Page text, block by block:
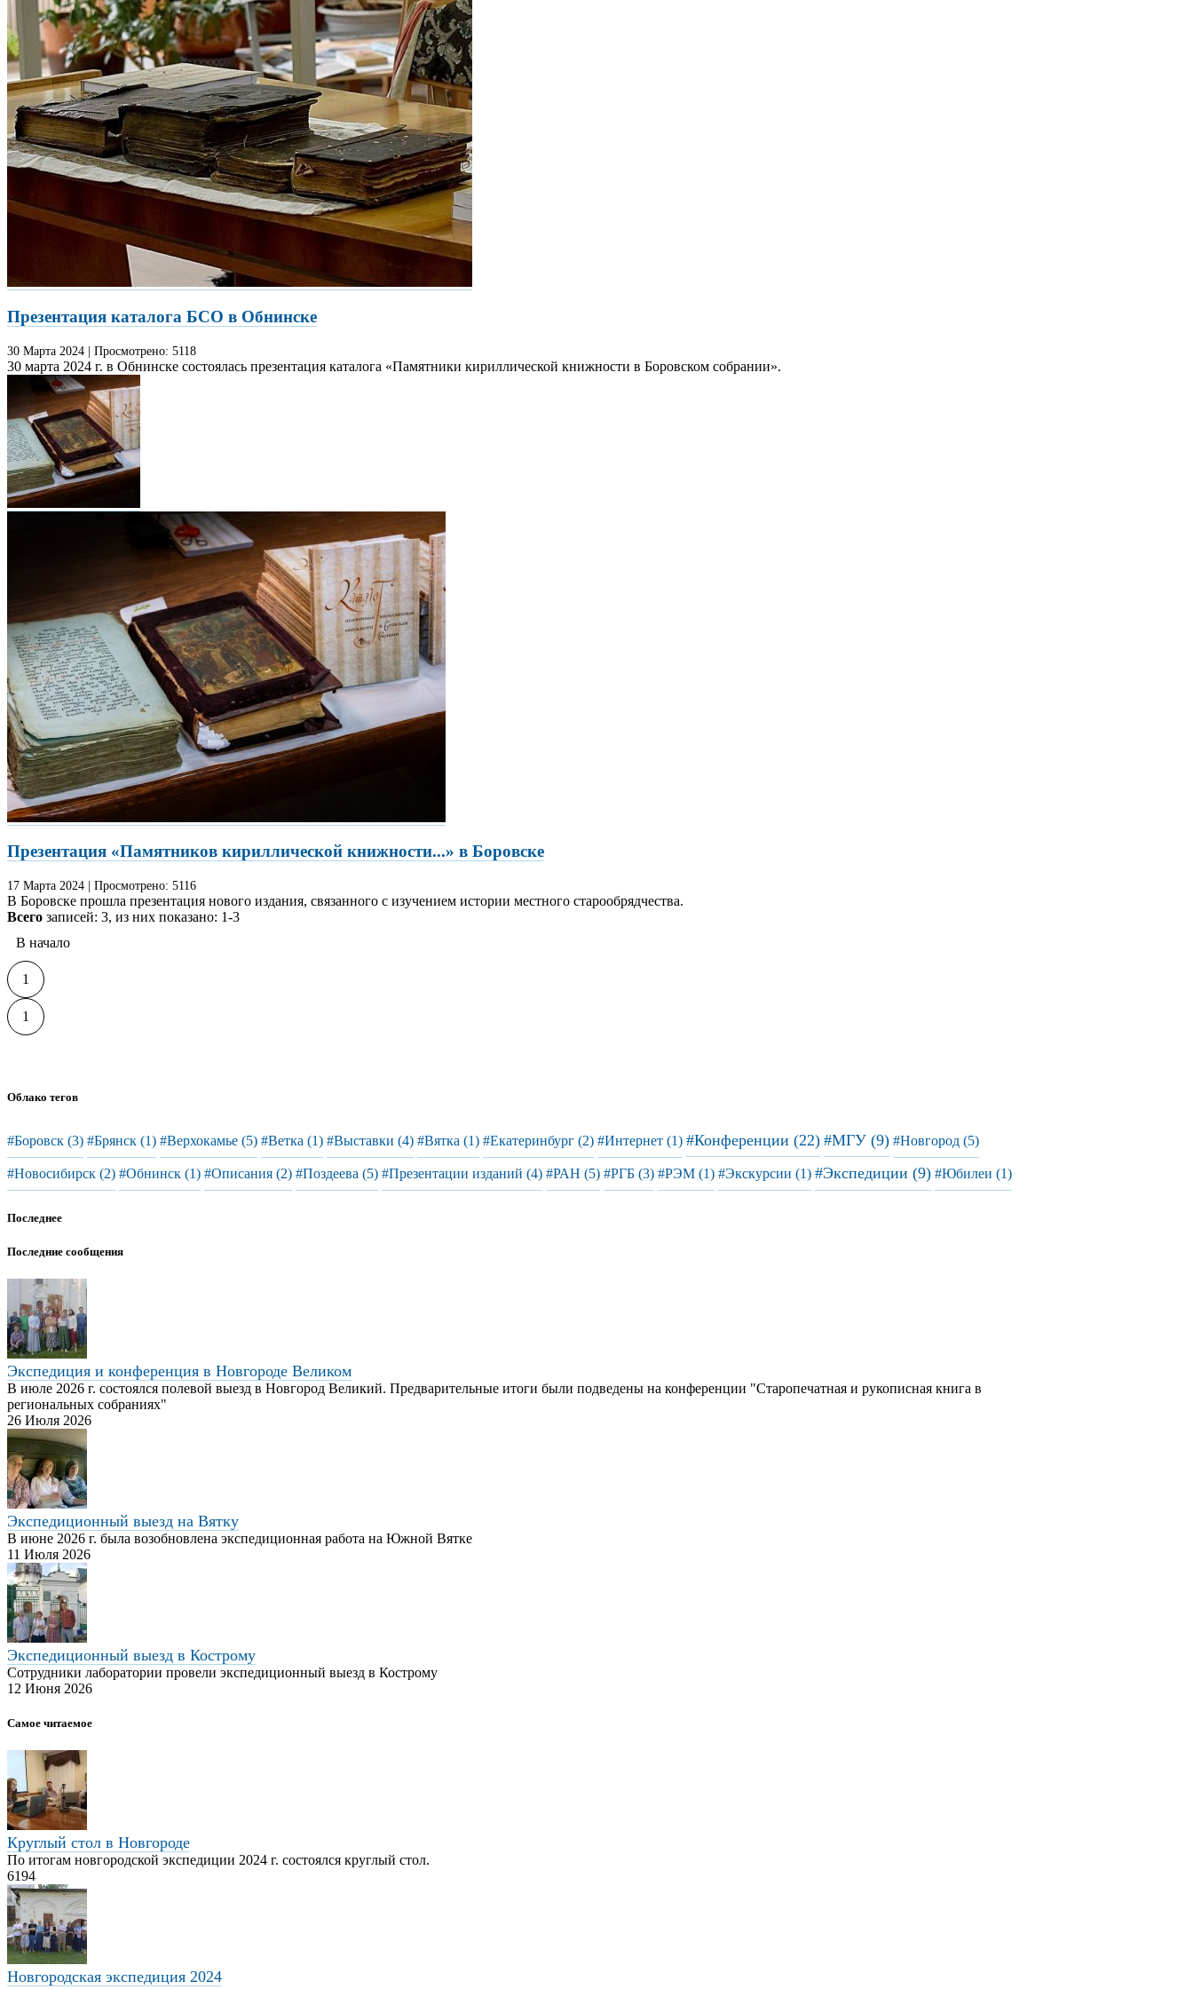
Презентация каталога БСО в Обнинске
30 Марта 2024 | Просмотрено: 5118
30 марта 2024 г. в Обнинске состоялась презентация каталога «Памятники кириллической книжности в Боровском собрании».
Презентация «Памятников кириллической книжности...» в Боровске
17 Марта 2024 | Просмотрено: 5116
В Боровске прошла презентация нового издания, связанного с изучением истории местного старообрядчества.
Всего записей: 3, из них показано: 1-3
В начало
1
1
Облако тегов
#Боровск (3) #Брянск (1) #Верхокамье (5) #Ветка (1) #Выставки (4) #Вятка (1) #Екатеринбург (2) #Интернет (1) #Конференции (22) #МГУ (9) #Новгород (5)
#Новосибирск (2) #Обнинск (1) #Описания (2) #Поздеева (5) #Презентации изданий (4) #РАН (5) #РГБ (3) #РЭМ (1) #Экскурсии (1) #Экспедиции (9) #Юбилеи (1)
Последнее
Последние сообщения
Экспедиция и конференция в Новгороде Великом
В июле 2026 г. состоялся полевой выезд в Новгород Великий. Предварительные итоги были подведены на конференции "Старопечатная и рукописная книга в
региональных собраниях"
26 Июля 2026
Экспедиционный выезд на Вятку
В июне 2026 г. была возобновлена экспедиционная работа на Южной Вятке
11 Июля 2026
Экспедиционный выезд в Кострому
Сотрудники лаборатории провели экспедиционный выезд в Кострому
12 Июня 2026
Самое читаемое
Круглый стол в Новгороде
По итогам новгородской экспедиции 2024 г. состоялся круглый стол.
6194
Новгородская экспедиция 2024